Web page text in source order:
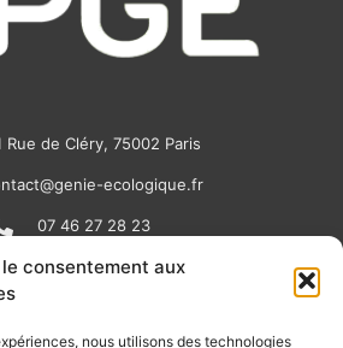
consentement aux
nous utilisons des technologies
Rue de Cléry, 75002 Paris
ecologique.fr
07 46 27 28 23